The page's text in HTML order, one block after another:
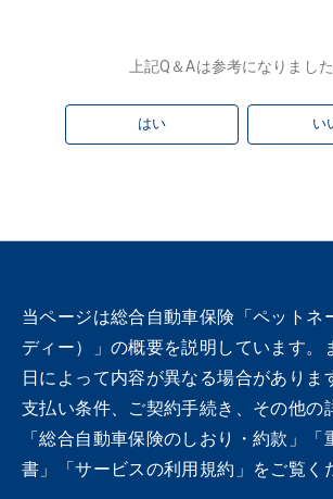
上記Q＆Aは参考になりまし
はい い
当ページは総合自動車保険「ペットネ
ディー）」の概要を説明しています。
日によって内容が異なる場合がありま
支払い条件、ご契約手続き、その他の
「総合自動車保険のしおり・約款」「
書」「サービスの利用規約」をご覧く